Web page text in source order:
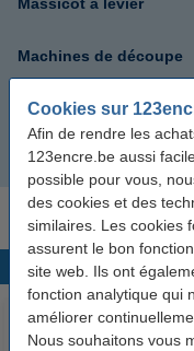
Cookies sur
Afin de rendre les
123encre.be aussi
possible pour vous,
des cookies et des
similaires. Les cookies
assurent le bon
site web. Ils ont
fonction analytique qui
améliorer
Nous souhaitons vous
Machines de découpe
Lames de coupe
Bandes de coupe